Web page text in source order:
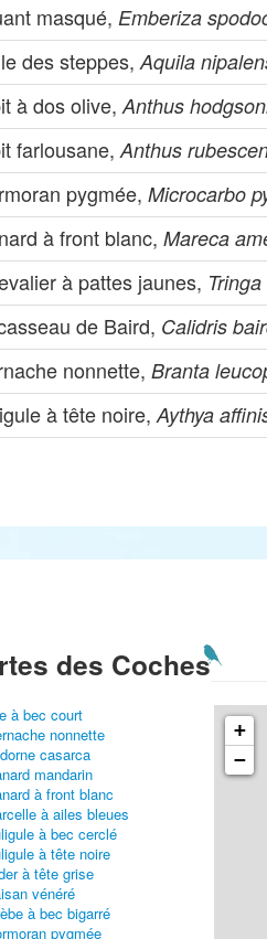
masqué, Emberiza
des steppes,Aquila
à dos olive,Anthus
farlousane,Anthus
pygmée,Microcarbo
à front blanc,Mareca
à pattes jaunes,
de Baird, Calidris
nonnette,Branta
à tête noire,Aythya
des Coches
à bec court
nonnette
casarca
mandarin
à front blanc
à ailes bleues
à bec cerclé
à tête noire
à tête grise
vénéré
à bec bigarré
pygmée
+
−